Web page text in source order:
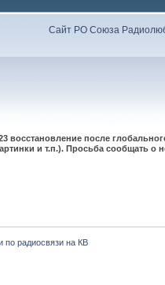
Сайт РО Союза
восстановление после
и т.п.). Просьба сообщать о
по радиосвязи на КВ